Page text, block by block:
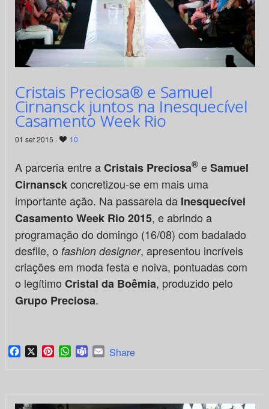
Cristais Preciosa® e Samuel
Cirnansck juntos na Inesquecível
Casamento Week Rio
01 set 2015 · 10
A parceria entre aCristais Preciosa®eSamuel
Cirnansckconcretizou-se em mais uma
importante ação. Na passarela da Inesquecível
Casamento Week Rio 2015, e abrindo a
programação do domingo (16/08) com badalado
desfile, o fashion designer, apresentou incríveis
criações em moda festa e noiva, pontuadas com
o legítimo Cristal da Boêmia, produzido pelo
Grupo Preciosa.
Facebook
X PinterestWhatsApp
TeamsEmail
Share